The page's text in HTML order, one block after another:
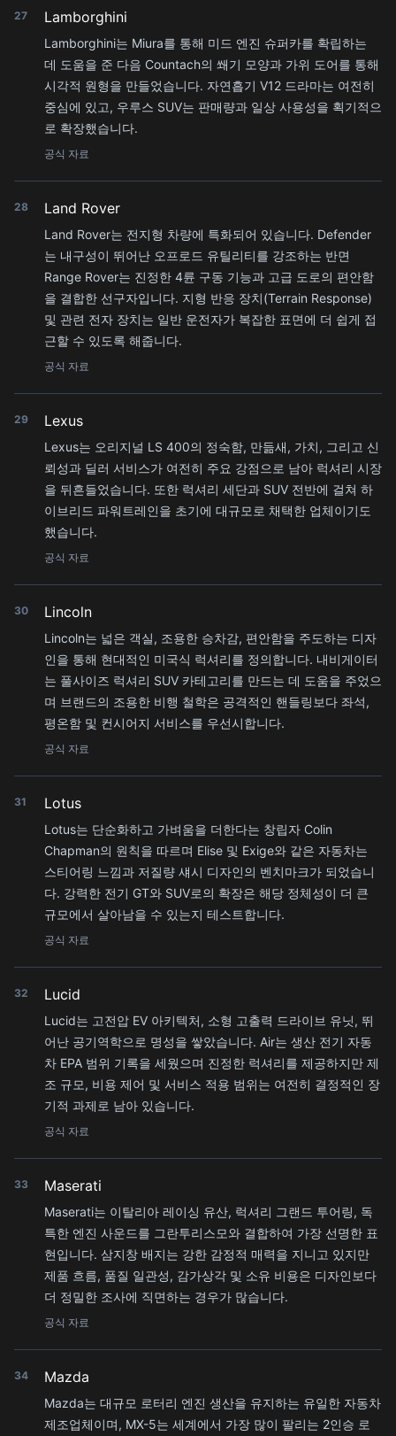
27 Lamborghini
Lamborghini는 Miura를 통해 미드 엔진 슈퍼카를 확립하는
데 도움을 준 다음 Countach의 쐐기 모양과 가위 도어를 통해
시각적 원형을 만들었습니다. 자연흡기 V12 드라마는 여전히
중심에 있고, 우루스 SUV는 판매량과 일상 사용성을 획기적으
로 확장했습니다.
공식 자료
28 Land Rover
Land Rover는 전지형 차량에 특화되어 있습니다. Defender
는 내구성이 뛰어난 오프로드 유틸리티를 강조하는 반면
Range Rover는 진정한 4륜 구동 기능과 고급 도로의 편안함
을 결합한 선구자입니다. 지형 반응 장치(Terrain Response)
및 관련 전자 장치는 일반 운전자가 복잡한 표면에 더 쉽게 접
근할 수 있도록 해줍니다.
공식 자료
29 Lexus
Lexus는 오리지널 LS 400의 정숙함, 만듦새, 가치, 그리고 신
뢰성과 딜러 서비스가 여전히 주요 강점으로 남아 럭셔리 시장
을 뒤흔들었습니다. 또한 럭셔리 세단과 SUV 전반에 걸쳐 하
이브리드 파워트레인을 초기에 대규모로 채택한 업체이기도
했습니다.
공식 자료
30 Lincoln
Lincoln는 넓은 객실, 조용한 승차감, 편안함을 주도하는 디자
인을 통해 현대적인 미국식 럭셔리를 정의합니다. 내비게이터
는 풀사이즈 럭셔리 SUV 카테고리를 만드는 데 도움을 주었으
며 브랜드의 조용한 비행 철학은 공격적인 핸들링보다 좌석,
평온함 및 컨시어지 서비스를 우선시합니다.
공식 자료
31 Lotus
Lotus는 단순화하고 가벼움을 더한다는 창립자 Colin
Chapman의 원칙을 따르며 Elise 및 Exige와 같은 자동차는
스티어링 느낌과 저질량 섀시 디자인의 벤치마크가 되었습니
다. 강력한 전기 GT와 SUV로의 확장은 해당 정체성이 더 큰
규모에서 살아남을 수 있는지 테스트합니다.
공식 자료
32 Lucid
Lucid는 고전압 EV 아키텍처, 소형 고출력 드라이브 유닛, 뛰
어난 공기역학으로 명성을 쌓았습니다. Air는 생산 전기 자동
차 EPA 범위 기록을 세웠으며 진정한 럭셔리를 제공하지만 제
조 규모, 비용 제어 및 서비스 적용 범위는 여전히 결정적인 장
기적 과제로 남아 있습니다.
공식 자료
33 Maserati
Maserati는 이탈리아 레이싱 유산, 럭셔리 그랜드 투어링, 독
특한 엔진 사운드를 그란투리스모와 결합하여 가장 선명한 표
현입니다. 삼지창 배지는 강한 감정적 매력을 지니고 있지만
제품 흐름, 품질 일관성, 감가상각 및 소유 비용은 디자인보다
더 정밀한 조사에 직면하는 경우가 많습니다.
공식 자료
34 Mazda
Mazda는 대규모 로터리 엔진 생산을 유지하는 유일한 자동차
제조업체이며, MX-5는 세계에서 가장 많이 팔리는 2인승 로